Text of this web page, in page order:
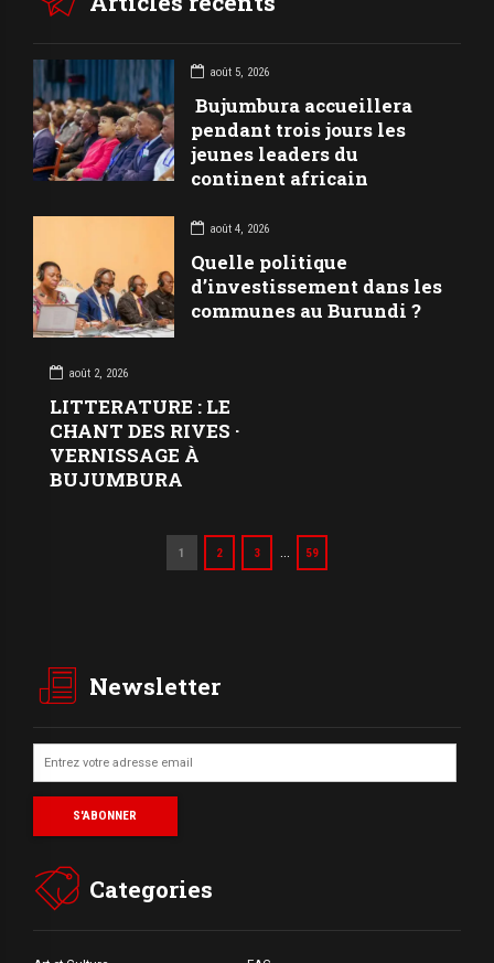
août 5, 2026
Bujumbura accueillera
pendant trois jours les
jeunes leaders du
continent africain
août 4, 2026
Quelle politique
d’investissement dans les
communes au Burundi ?
août 2, 2026
LITTERATURE : LE
CHANT DES RIVES ·
VERNISSAGE À
BUJUMBURA
1 2 3 … 59
Newsletter
Categories